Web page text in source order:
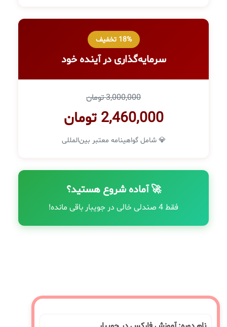
18% تخفیف
سرمایه‌گذاری در آینده خود
3,000,000 تومان
2,460,000 تومان
💎 شامل گواهینامه معتبر بین‌المللی
🚀 آماده شروع هستید؟
فقط 4 صندلی خالی در جویبار باقی مانده!